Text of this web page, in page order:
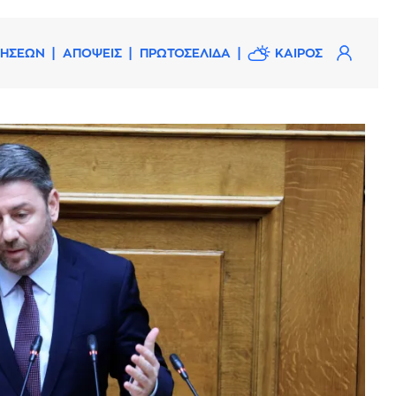
ΑΠΟΨΕΙΣ ΠΡΩΤΟΣΕΛΙΔΑ ΚΑΙΡΟΣ